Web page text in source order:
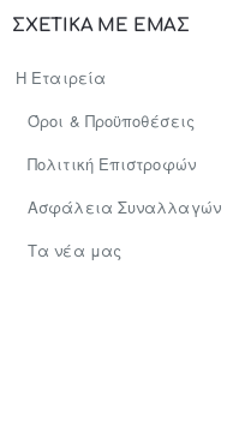
ΣΧΕΤΙΚΑ ΜΕ ΕΜΑΣ
Η Εταιρεία
Όροι & Προϋποθέσεις
Πολιτική Επιστροφών
Ασφάλεια Συναλλαγών
Tα νέα μας
σας..